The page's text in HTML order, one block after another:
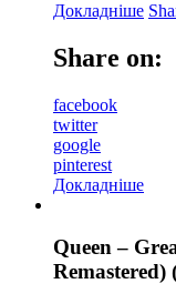
Докладніше
Share on:
facebook
twitter
google
pinterest
Докладніше
Queen –
Remastered)